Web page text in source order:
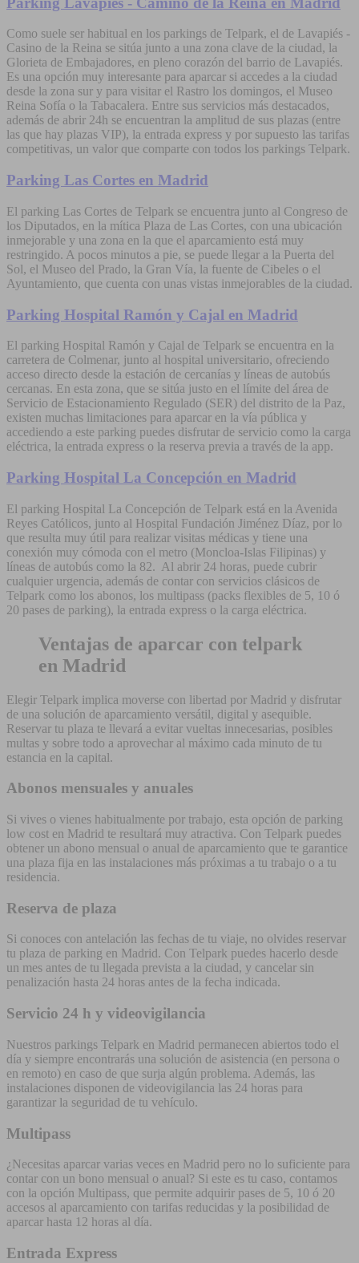
Como suele ser habitual en los parkings de Telpark, el de Lavapiés -
Casino de la Reina se sitúa junto a una zona clave de la ciudad, la
Glorieta de Embajadores, en pleno corazón del barrio de Lavapiés.
Es una opción muy interesante para aparcar si accedes a la ciudad
desde la zona sur y para visitar el Rastro los domingos, el Museo
Reina Sofía o la Tabacalera. Entre sus servicios más destacados,
además de abrir 24h se encuentran la amplitud de sus plazas (entre
las que hay plazas VIP), la entrada express y por supuesto las tarifas
competitivas, un valor que comparte con todos los parkings Telpark.
Parking Las Cortes en Madrid
El parking Las Cortes de Telpark se encuentra junto al Congreso de
los Diputados, en la mítica Plaza de Las Cortes, con una ubicación
inmejorable y una zona en la que el aparcamiento está muy
restringido. A pocos minutos a pie, se puede llegar a la Puerta del
Sol, el Museo del Prado, la Gran Vía, la fuente de Cibeles o el
Ayuntamiento, que cuenta con unas vistas inmejorables de la ciudad.
Parking Hospital Ramón y Cajal en Madrid
El parking Hospital Ramón y Cajal de Telpark se encuentra en la
carretera de Colmenar, junto al hospital universitario, ofreciendo
acceso directo desde la estación de cercanías y líneas de autobús
cercanas. En esta zona, que se sitúa justo en el límite del área de
Servicio de Estacionamiento Regulado (SER) del distrito de la Paz,
existen muchas limitaciones para aparcar en la vía pública y
accediendo a este parking puedes disfrutar de servicio como la carga
eléctrica, la entrada express o la reserva previa a través de la app.
Parking Hospital La Concepción en Madrid
El parking Hospital La Concepción de Telpark está en la Avenida
Reyes Católicos, junto al Hospital Fundación Jiménez Díaz, por lo
que resulta muy útil para realizar visitas médicas y tiene una
conexión muy cómoda con el metro (Moncloa-Islas Filipinas) y
líneas de autobús como la 82. Al abrir 24 horas, puede cubrir
cualquier urgencia, además de contar con servicios clásicos de
Telpark como los abonos, los multipass (packs flexibles de 5, 10 ó
20 pases de parking), la entrada express o la carga eléctrica.
Ventajas de aparcar con telpark
en Madrid
Elegir Telpark implica moverse con libertad por Madrid y disfrutar
de una solución de aparcamiento versátil, digital y asequible.
Reservar tu plaza te llevará a evitar vueltas innecesarias, posibles
multas y sobre todo a aprovechar al máximo cada minuto de tu
estancia en la capital.
Abonos mensuales y anuales
Si vives o vienes habitualmente por trabajo, esta opción de parking
low cost en Madrid te resultará muy atractiva. Con Telpark puedes
obtener un abono mensual o anual de aparcamiento que te garantice
una plaza fija en las instalaciones más próximas a tu trabajo o a tu
residencia.
Reserva de plaza
Si conoces con antelación las fechas de tu viaje, no olvides reservar
tu plaza de parking en Madrid. Con Telpark puedes hacerlo desde
un mes antes de tu llegada prevista a la ciudad, y cancelar sin
penalización hasta 24 horas antes de la fecha indicada.
Servicio 24 h y videovigilancia
Nuestros parkings Telpark en Madrid permanecen abiertos todo el
día y siempre encontrarás una solución de asistencia (en persona o
en remoto) en caso de que surja algún problema. Además, las
instalaciones disponen de videovigilancia las 24 horas para
garantizar la seguridad de tu vehículo.
Multipass
¿Necesitas aparcar varias veces en Madrid pero no lo suficiente para
contar con un bono mensual o anual? Si este es tu caso, contamos
con la opción Multipass, que permite adquirir pases de 5, 10 ó 20
accesos al aparcamiento con tarifas reducidas y la posibilidad de
aparcar hasta 12 horas al día.
Entrada Express